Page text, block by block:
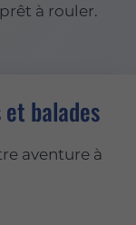
à rouler.
balades
aventure à